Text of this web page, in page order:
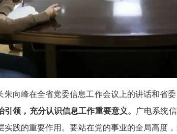
向峰在全省党委信息工作会议上的讲话和省
引领，充分认识信息工作重要意义。
广电系统
践的重要作用。要站在党的事业的全局高度